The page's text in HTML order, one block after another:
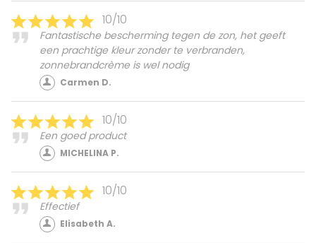
10/10
Fantastische bescherming tegen de zon, het geeft
een prachtige kleur zonder te verbranden,
zonnebrandcrème is wel nodig
Carmen D.
10/10
Een goed product
MICHELINA P.
10/10
Effectief
Elisabeth A.